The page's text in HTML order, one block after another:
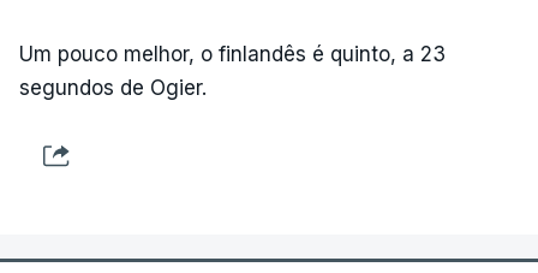
Um pouco melhor, o finlandês é quinto, a 23
segundos de Ogier.